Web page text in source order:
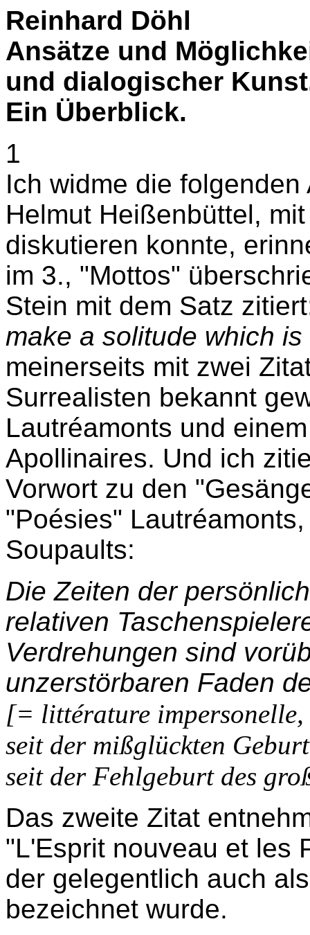
Reinhard Döhl
Ansätze und
und dialogischer
Ein Überblick.
1
Ich widme die
Helmut Heißenbüttel,
diskutieren konnte,
im 3., "Mottos"
Stein mit dem Satz
make a solitude which
meinerseits mit zwei
Surrealisten bekannt
Lautréamonts und
Apollinaires. Und ich
Vorwort zu den
"Poésies"
Soupaults:
Die Zeiten der
relativen
Verdrehungen sind
unzerstörbaren Faden
[= littérature
seit der mißglückten
seit der Fehlgeburt des
Das zweite Zitat
"L'Esprit nouveau et les
der gelegentlich auch
bezeichnet wurde.